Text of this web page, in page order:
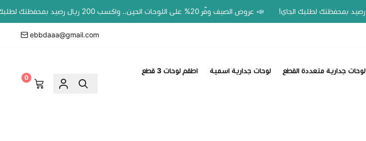
📣 عروض الصيف وفّر 20% على اللوحات الحين.. واكسب 200 ريال رصيد بمحفظتك لطلبك الجاي!
ebbdaaa@gmail.com
لوحات جدارية متعددة القطع لوحات جدارية اسمية اطقم لوحات 3 قطع
0